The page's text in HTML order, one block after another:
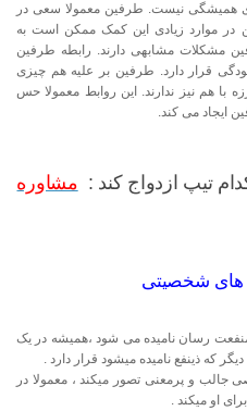
همیشگی نیست. طرفین معمولا سعی در
در موارد زیادی این کمک ممکن است به
مشکلات مشابهی دارند. رابطه طرفین
قرار دارد. طرفین بر علیه هم چیزی
با هم نیز ندارند. این روابط معمولا حس
ایجاد می کند.
تیپ ازدواج کند : مشاوره
رسان نامیده می شود ،همیشه در یک
ذینفع نامیده میشود قرار دارد .
جالب و پرمعنی تصور میکند ، معمولا در
او میکند .